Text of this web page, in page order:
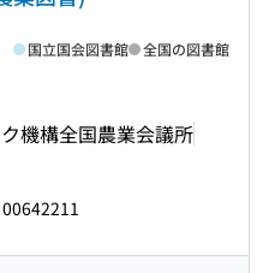
機構全国農業会議所
国立国会図書館 全国の図書館
00642211